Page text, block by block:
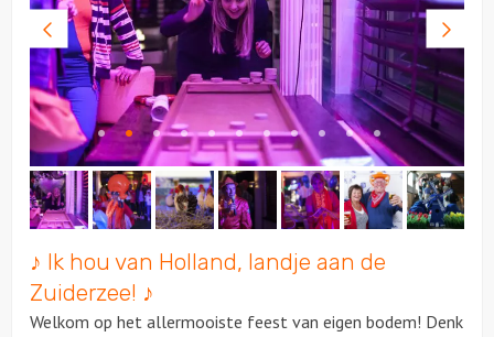
Locaties
Feesten
Vorige
foto
foto
♪ Ik hou van Holland, landje aan de
Zuiderzee! ♪
Welkom op het allermooiste feest van eigen bodem! Denk